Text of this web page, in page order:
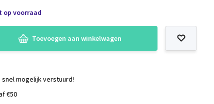
op voorraad
Toevoegen aan winkelwagen
mogelijk verstuurd!
€50